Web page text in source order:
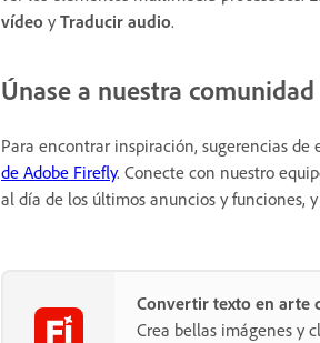
vídeo y Traducir audio.
Únase a nuestra
Para encontrar inspiración, sugerencias
de Adobe Firefly. Conecte con nuestro
al día de los últimos anuncios y funciones,
Convertir texto en arte
Crea bellas imágenes y